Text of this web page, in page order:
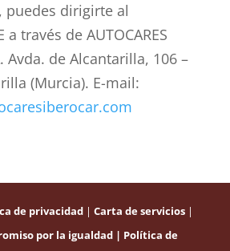
puedes dirigirte al
a través de AUTOCARES
Avda. de Alcantarilla, 106 –
(Murcia). E-mail:
de privacidad |Carta de servicios |
por la igualdad | Política de